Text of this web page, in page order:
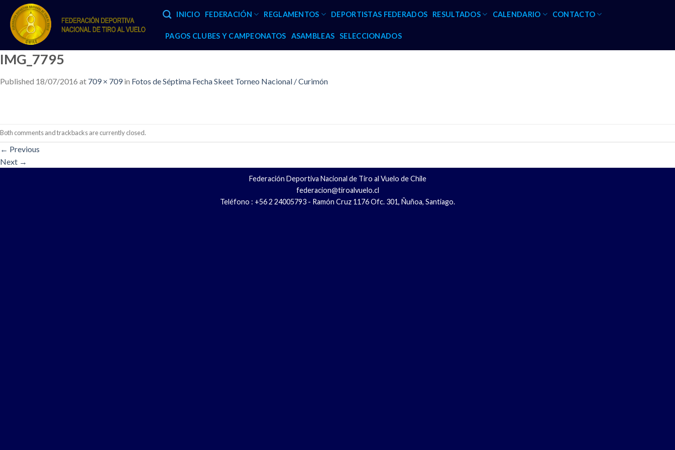
content
INICIO FEDERACIÓN REGLAMENTOS DEPORTISTAS FEDERADOS RESULTADOS CALENDARIO CONTACTO
PAGOS CLUBES Y CAMPEONATOS ASAMBLEAS SELECCIONADOS
IMG_7795
Published 18/07/2016 at 709 × 709in Fotos de Séptima Fecha Skeet Torneo Nacional / Curimón
Both comments and trackbacks are currently closed.
← Previous
Next →
Federación Deportiva Nacional de Tiro al Vuelo de Chile
federacion@tiroalvuelo.cl
Teléfono : +56 2 24005793 - Ramón Cruz 1176 Ofc. 301, Ñuñoa, Santiago.